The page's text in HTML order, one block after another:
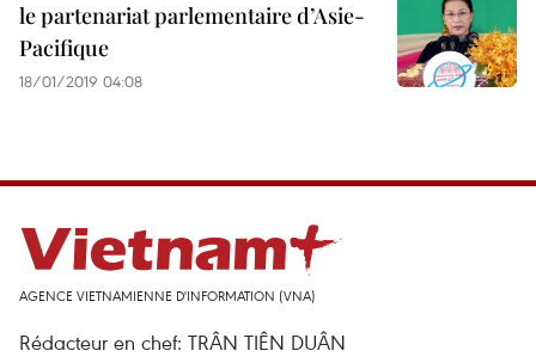
le partenariat parlementaire d’Asie-
Pacifique
18/01/2019 04:08
AGENCE VIETNAMIENNE D'INFORMATION (VNA)
Rédacteur en chef: TRÂN TIÊN DUÂN